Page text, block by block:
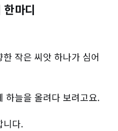
마디
작은 씨앗 하나가 심어
하늘을 올려다 보려고요.
니다.